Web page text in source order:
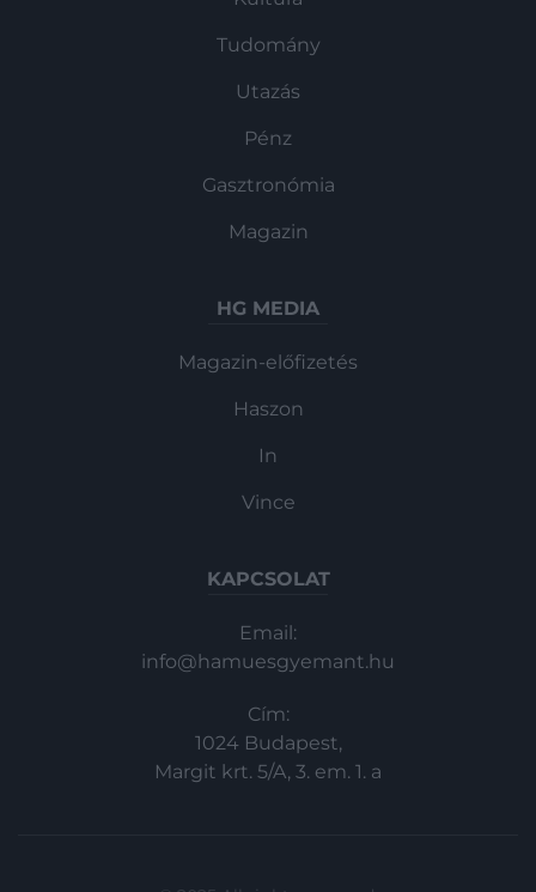
Tudomány
Utazás
Pénz
Gasztronómia
Magazin
HG MEDIA
Magazin-előfizetés
Haszon
In
Vince
KAPCSOLAT
Email:
info@hamuesgyemant.hu
Cím:
1024 Budapest,
Margit krt. 5/A, 3. em. 1. a